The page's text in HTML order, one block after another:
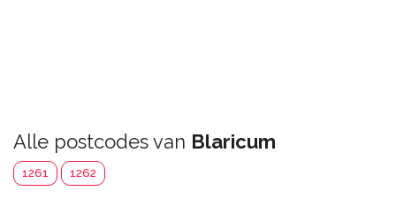
Alle postcodes van Blaricum
1261 1262